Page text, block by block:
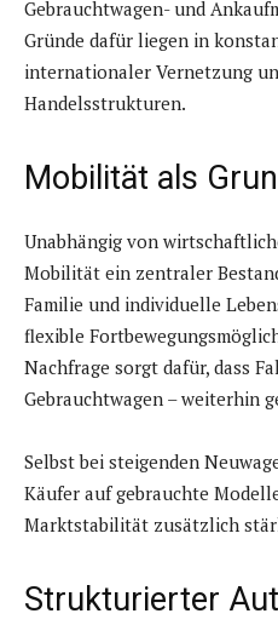
Gebrauchtwagen- und
Gründe dafür liegen in
internationaler Vernetzung
Handelsstrukturen.
Mobilität als
Unabhängig von
Mobilität ein zentraler
Familie und individuelle
flexible
Nachfrage sorgt dafür, dass
Gebrauchtwagen – weiterhin
Selbst bei steigenden
Käufer auf gebrauchte
Marktstabilität zusätzlich
Strukturierter